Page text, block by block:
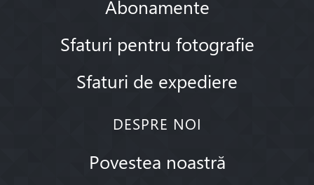
Abonamente
Sfaturi pentru fotografie
Sfaturi de expediere
DESPRE NOI
Povestea noastră